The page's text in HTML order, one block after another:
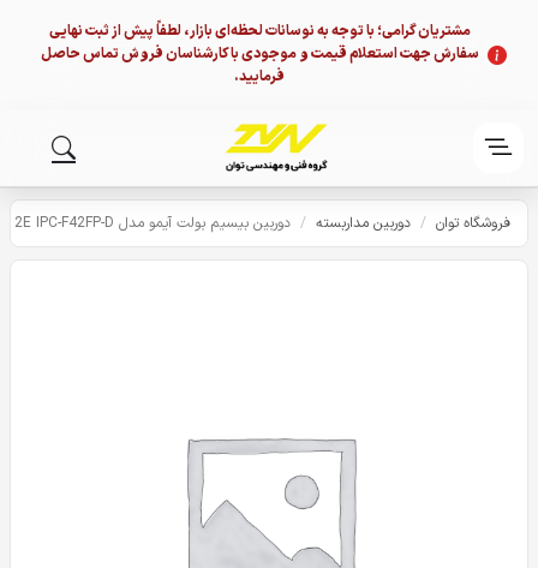
مشتریان گرامی؛ با توجه به نوسانات لحظه‌ای بازار، لطفاً پیش از ثبت نهایی
سفارش جهت استعلام قیمت و موجودی با کارشناسان فروش تماس حاصل
فرمایید.
فروشگاه توان / دوربین مداربسته / دوربین بیسیم بولت آیمو مدل IMOU Bullet 2E IPC-F42FP-D